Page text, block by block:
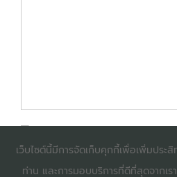
เว็บไซต์นี้มีการจัดเก็บคุกกี้เพื่อเพิ่มประ
ท่าน และการมอบบริการที่ดีที่สุดจากเรา